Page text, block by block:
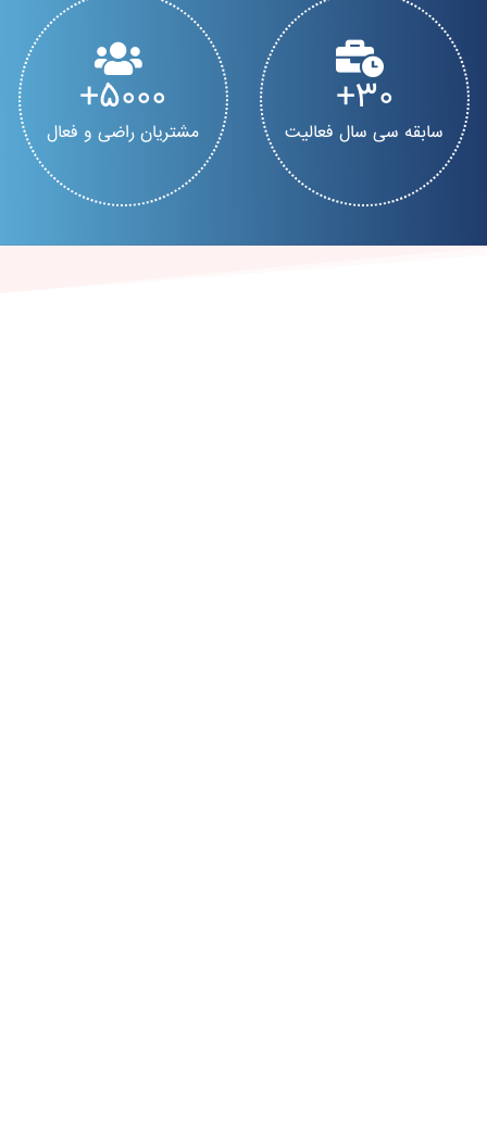
30
سابقه سی سال فعالیت
5000
مشتریان راضی و فعال